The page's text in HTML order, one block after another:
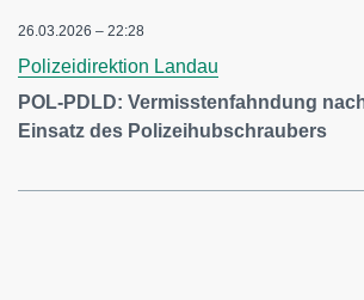
26.03.2026 – 22:28
Polizeidirektion Landau
POL-PDLD: Vermisstenfahndung
Einsatz des Polizeihubschraubers